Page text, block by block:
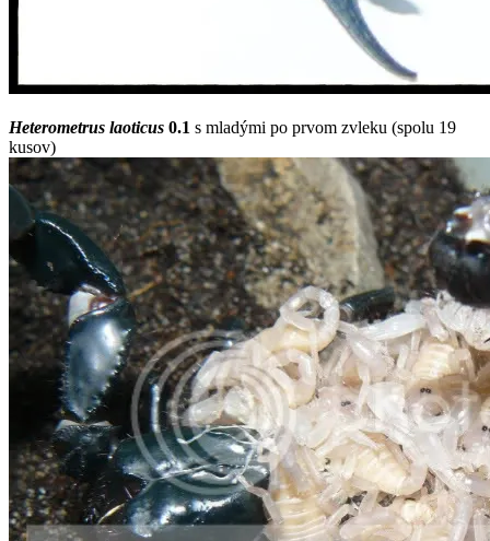
Heterometrus laoticus 0.1 s mladými po prvom zvleku (spolu 19
kusov)